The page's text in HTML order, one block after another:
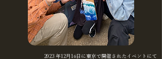
2023 年12月16日に東京で開催されたイベントにて